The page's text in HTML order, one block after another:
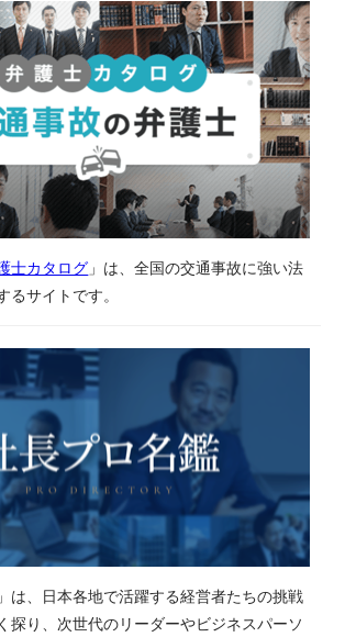
士カタログ 」は、全国の交通事故に強い法
るサイトです。
」は、日本各地で活躍する経営者たちの挑戦
探り、次世代のリーダーやビジネスパーソ